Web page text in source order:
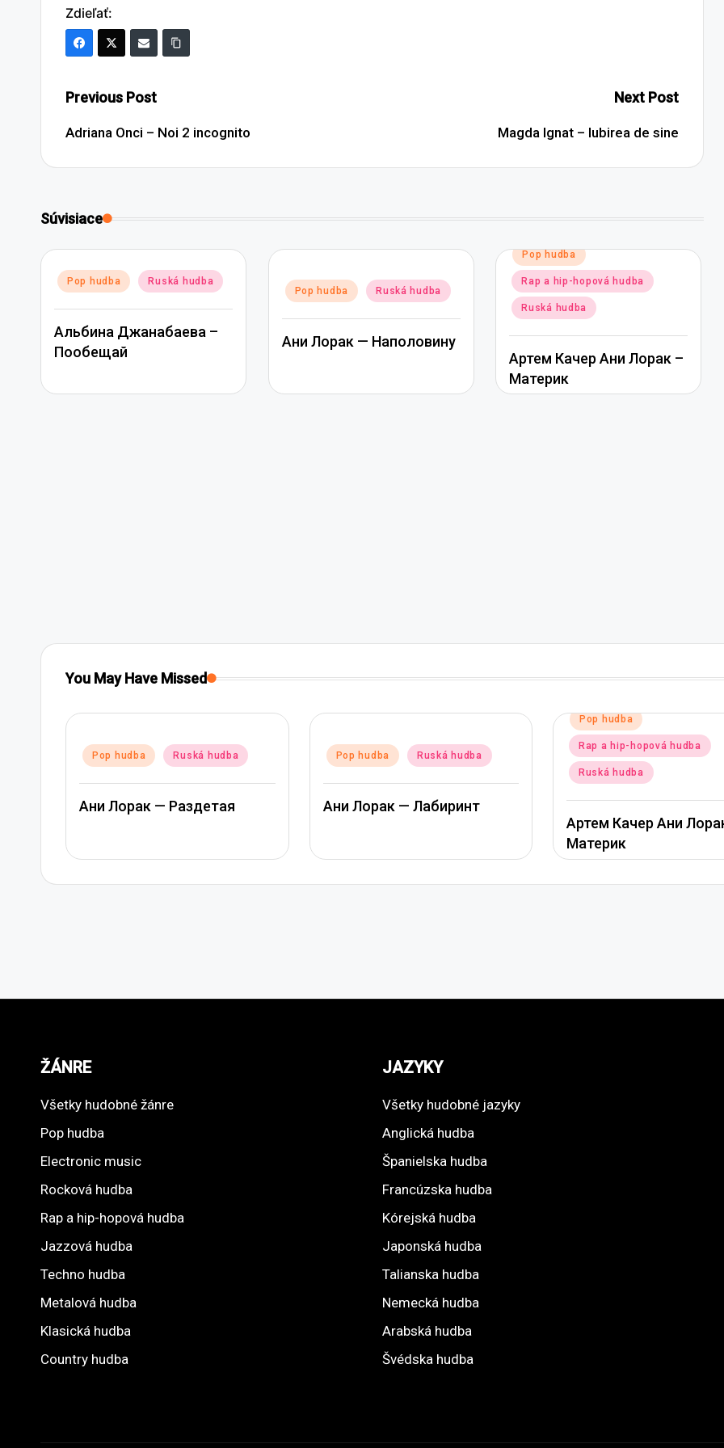
Zdieľať:
Post
navigation
Previous Post
Adriana Onci – Noi 2 incognito
Next Post
Magda Ignat – Iubirea de sine
Súvisiace
Posted
Pop hudba Ruská hudba
Альбина Джанабаева –
Пообещай
Posted
Pop hudba Ruská hudba
Ани Лорак — Наполовину
Posted
in
Pop hudba
Rap a hip-hopová hudba
Ruská hudba
Артем Качер Ани Лорак –
Материк
You May Have Missed
Posted
Pop hudba Ruská hudba
Ани Лорак — Лабиринт
Posted
Rap a hip-hopová hudba
Posted
in
Pop hudba Ruská hudba
Ани Лорак —
ŽÁNRE
Všetky hudobné žánre
Pop hudba
Electronic music
Rocková hudba
Rap a hip-hopová hudba
Jazzová hudba
Techno hudba
Metalová hudba
Klasická hudba
Country hudba
JAZYKY
Všetky hudobné jazyky
Anglická hudba
Španielska hudba
Francúzska hudba
Kórejská hudba
Japonská hudba
Talianska hudba
Nemecká hudba
Arabská hudba
Švédska hudba